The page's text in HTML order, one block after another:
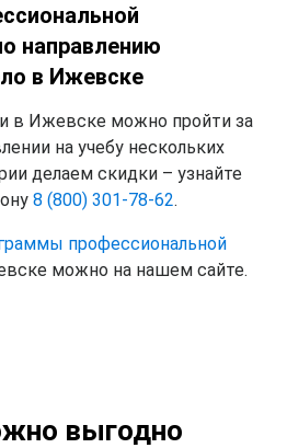
направлению
в Ижевске
в Ижевске можно пройти за
на учебу нескольких
делаем скидки – узнайте
8 (800) 301-78-62.
профессиональной
можно на нашем сайте.
выгодно